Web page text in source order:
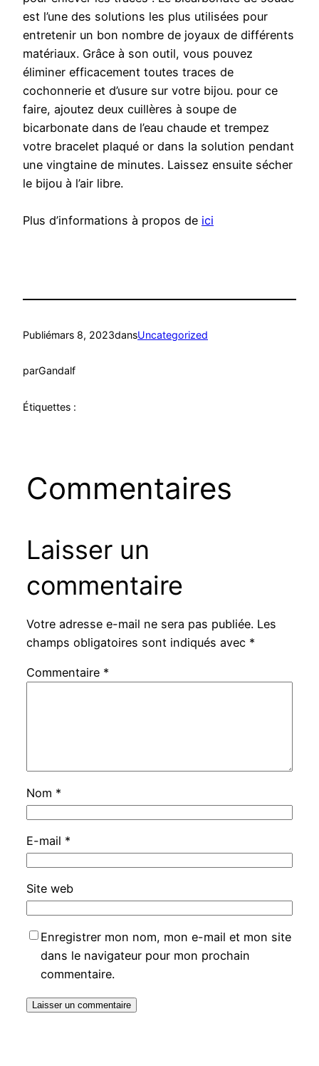
est l’une des solutions les plus utilisées pour
entretenir un bon nombre de joyaux de différents
matériaux. Grâce à son outil, vous pouvez
éliminer efficacement toutes traces de
cochonnerie et d’usure sur votre bijou. pour ce
faire, ajoutez deux cuillères à soupe de
bicarbonate dans de l’eau chaude et trempez
votre bracelet plaqué or dans la solution pendant
une vingtaine de minutes. Laissez ensuite sécher
le bijou à l’air libre.
Plus d’informations à propos de ici
Publiémars 8, 2023dansUncategorized
parGandalf
Étiquettes :
Commentaires
Laisser un
commentaire
Votre adresse e-mail ne sera pas publiée. Les
champs obligatoires sont indiqués avec *
Commentaire *
Nom *
E-mail *
Site web
Enregistrer mon nom, mon e-mail et mon site
dans le navigateur pour mon prochain
commentaire.